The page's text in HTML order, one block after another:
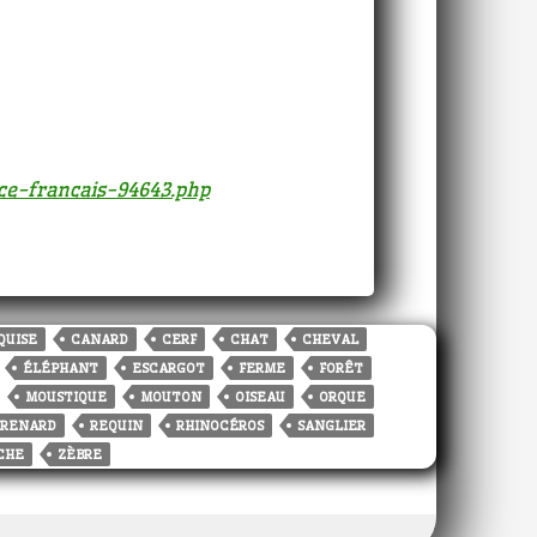
francais-94643.php
CANARD CERF CHAT
CHEVAL
ÉLÉPHANT ESCARGOT FERME
FORÊT
MOUSTIQUE MOUTON OISEAU
ORQUE
RENARD REQUIN RHINOCÉROS
SANGLIER
ZÈBRE